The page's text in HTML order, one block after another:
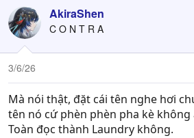
AkiraShen
C O N T R A
3/6/26
Mà nói thật, đặt cái tên nghe hơi
tên nó cứ phèn phèn pha kè không
Toàn đọc thành Laundry không.